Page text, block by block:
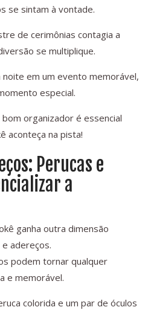
se sintam à vontade.
de cerimônias contagia a
se multiplique.
noite em um evento memorável,
especial.
organizador é essencial
aconteça na pista!
Perucas e
a
ganha outra dimensão
adereços.
podem tornar qualquer
e memorável.
colorida e um par de óculos